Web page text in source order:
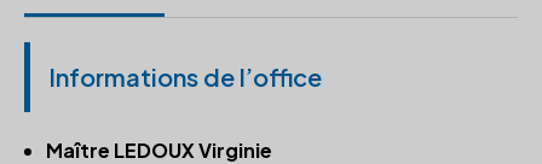
Informations de l’office
Maître LEDOUX Virginie